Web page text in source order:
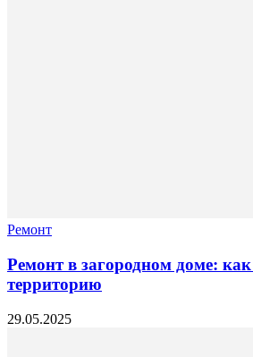
Ремонт
Ремонт в загородном доме: как
территорию
29.05.2025